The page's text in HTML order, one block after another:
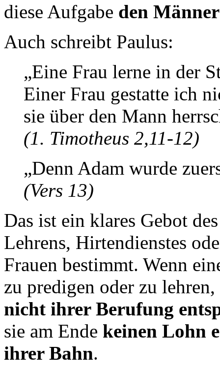
diese Aufgabe den
Auch schreibt Paulus:
„Eine Frau lerne in der
Einer Frau gestatte ich
sie über den Mann
(1. Timotheus 2,11-12)
„Denn Adam wurde
(Vers 13)
Das ist ein klares Gebot
Lehrens, Hirtendienstes
Frauen bestimmt. Wenn
zu predigen oder zu
nicht ihrer Berufung
sie am Ende keinen Lohn
ihrer Bahn.